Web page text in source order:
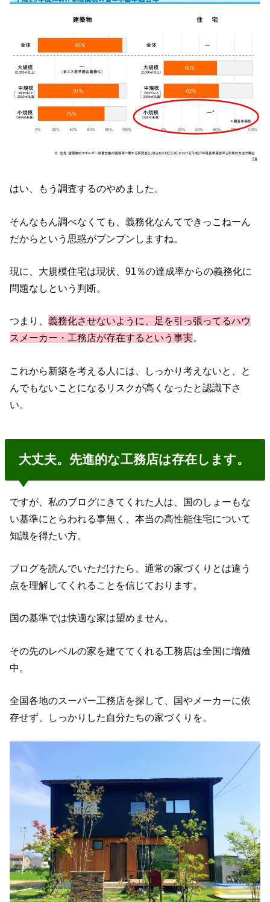
はい、もう調査するのやめました。
そんなもん調べなくても、義務化なんてできっこねーん
だからという思惑がプンプンしますね。
現に、大規模住宅は現状、91％の達成率からの義務化に
問題なしという判断。
つまり、義務化させないように、足を引っ張ってるハウ
スメーカー・工務店が存在するという事実。
これから新築を考える人には、しっかり考えないと、と
んでもないことになるリスクが高くなったと認識下さ
い。
大丈夫。先進的な工務店は存在します。
ですが、私のブログにきてくれた人は、国のしょーもな
い基準にとらわれる事無く、本当の高性能住宅について
知識を得たい方。
ブログを読んでいただけたら、通常の家づくりとは違う
点を理解してくれることを信じております。
国の基準では快適な家は望めません。
その先のレベルの家を建ててくれる工務店は全国に増殖
中。
全国各地のスーパー工務店を探して、国やメーカーに依
存せず、しっかりした自分たちの家づくりを。